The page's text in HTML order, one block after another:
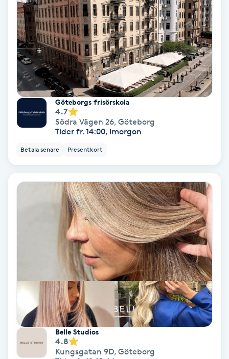
Spa-manikyr
Spa-pedikyr
Spraytan
Stylist
Sugaring
Svensk massage
Svettbehandling
Tandläkare
Tatuering
Göteborgs frisörskola
4.7
Södra Vägen 26, Göteborg
Tider fr. 14:00, Imorgon
Betala senare Presentkort
Belle Studios
4.8
Kungsgatan 9D, Göteborg